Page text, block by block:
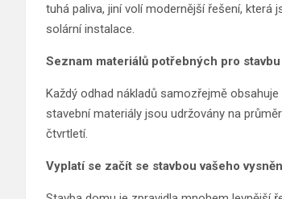
tuhá paliva, jiní volí modernější řešení, která
solární instalace.
Seznam materiálů potřebných pro stavbu
Každý odhad nákladů samozřejmě
stavební materiály jsou udržovány na
čtvrtletí.
Vyplatí se začít se stavbou vašeho